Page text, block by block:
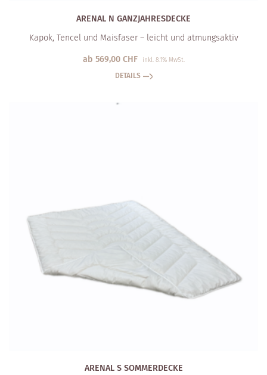
ARENAL N GANZJAHRESDECKE
Kapok, Tencel und Maisfaser – leicht und atmungsaktiv
ab 569,00 CHF inkl. 8.1% MwSt.
DETAILS
ARENAL S SOMMERDECKE